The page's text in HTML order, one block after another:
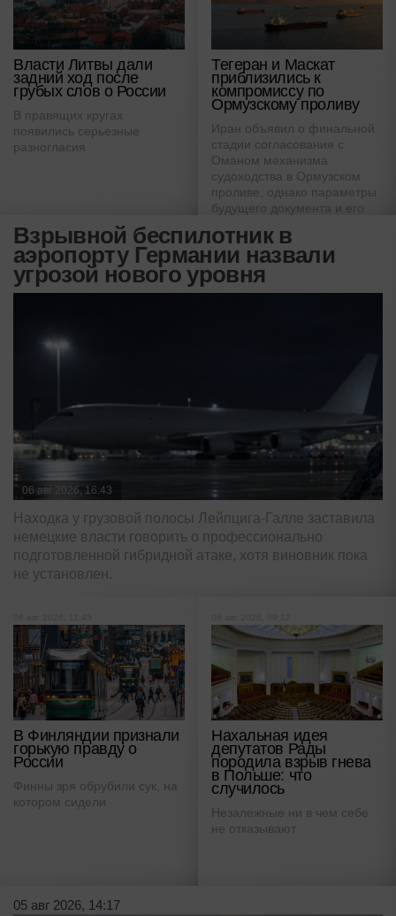
Власти Литвы дали
задний ход после
грубых слов о России
В правящих кругах
появились серьезные
разногласия
Тегеран и Маскат
приблизились к
компромиссу по
Ормузскому проливу
Иран объявил о финальной
стадии согласования с
Оманом механизма
судоходства в Ормузском
проливе, однако параметры
будущего документа и его
по-прежнему остаются
предметом спора.
Взрывной беспилотник в
аэропорту Германии назвали
угрозой нового уровня
06 авг 2026, 16:43
Находка у грузовой полосы Лейпцига-Галле заставила
немецкие власти говорить о профессионально
подготовленной гибридной атаке, хотя виновник пока
не установлен.
В Финляндии признали
горькую правду о
России
Финны зря обрубили сук, на
котором сидели
Нахальная идея
депутатов Рады
породила взрыв гнева
в Польше: что
случилось
Незалежные ни в чем себе
не отказывают
05 авг 2026, 14:17